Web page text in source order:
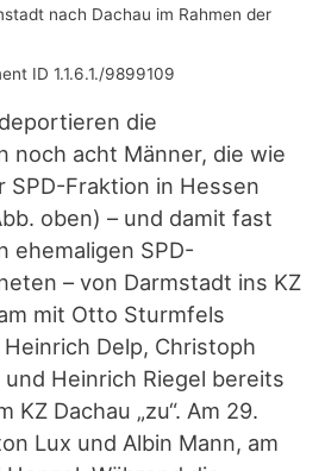
nach Dachau im Rahmen der
ID 1.1.6.1./9899109
die
noch acht Männer, die wie
SPD-Fraktion in Hessen
oben) – und damit fast
ehemaligen SPD-
– von Darmstadt ins KZ
mit Otto Sturmfels
Heinrich Delp, Christoph
Heinrich Riegel bereits
KZ Dachau „zu“. Am 29.
Lux und Albin Mann, am